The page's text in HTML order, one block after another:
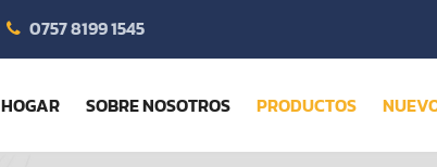
0757 8199 1545
HOGAR SOBRE NOSOTROS PRODUCTOS